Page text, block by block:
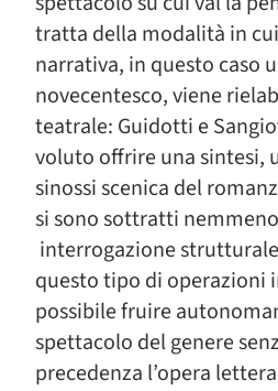
tratta della modalità in
narrativa, in questo caso
novecentesco, viene
teatrale: Guidotti e
voluto offrire una sintesi,
sinossi scenica del
si sono sottratti
interrogazione
questo tipo di operazioni
possibile fruire
spettacolo del genere
precedenza l’opera